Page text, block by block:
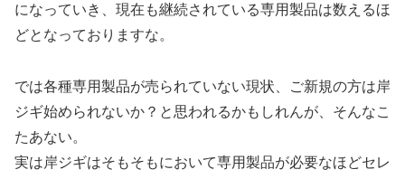
になっていき、現在も継続されている専用製品は数えるほ
どとなっておりますな。
では各種専用製品が売られていない現状、ご新規の方は岸
ジギ始められないか？と思われるかもしれんが、そんなこ
たあない。
実は岸ジギはそもそもにおいて専用製品が必要なほどセレ